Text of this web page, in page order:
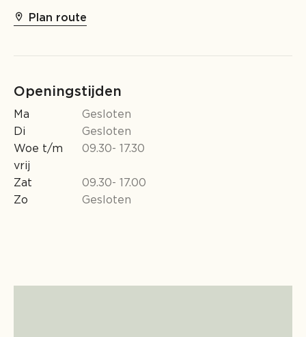
Plan route
Openingstijden
Ma
Gesloten
Di
Gesloten
Woe t/m
vrij
09.30- 17.30
Zat
09.30- 17.00
Zo
Gesloten